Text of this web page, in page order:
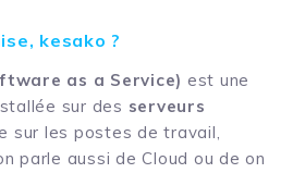
kesako ?
as a Service) est une
sur des serveurs
sur les postes de travail,
parle aussi de Cloud ou de on